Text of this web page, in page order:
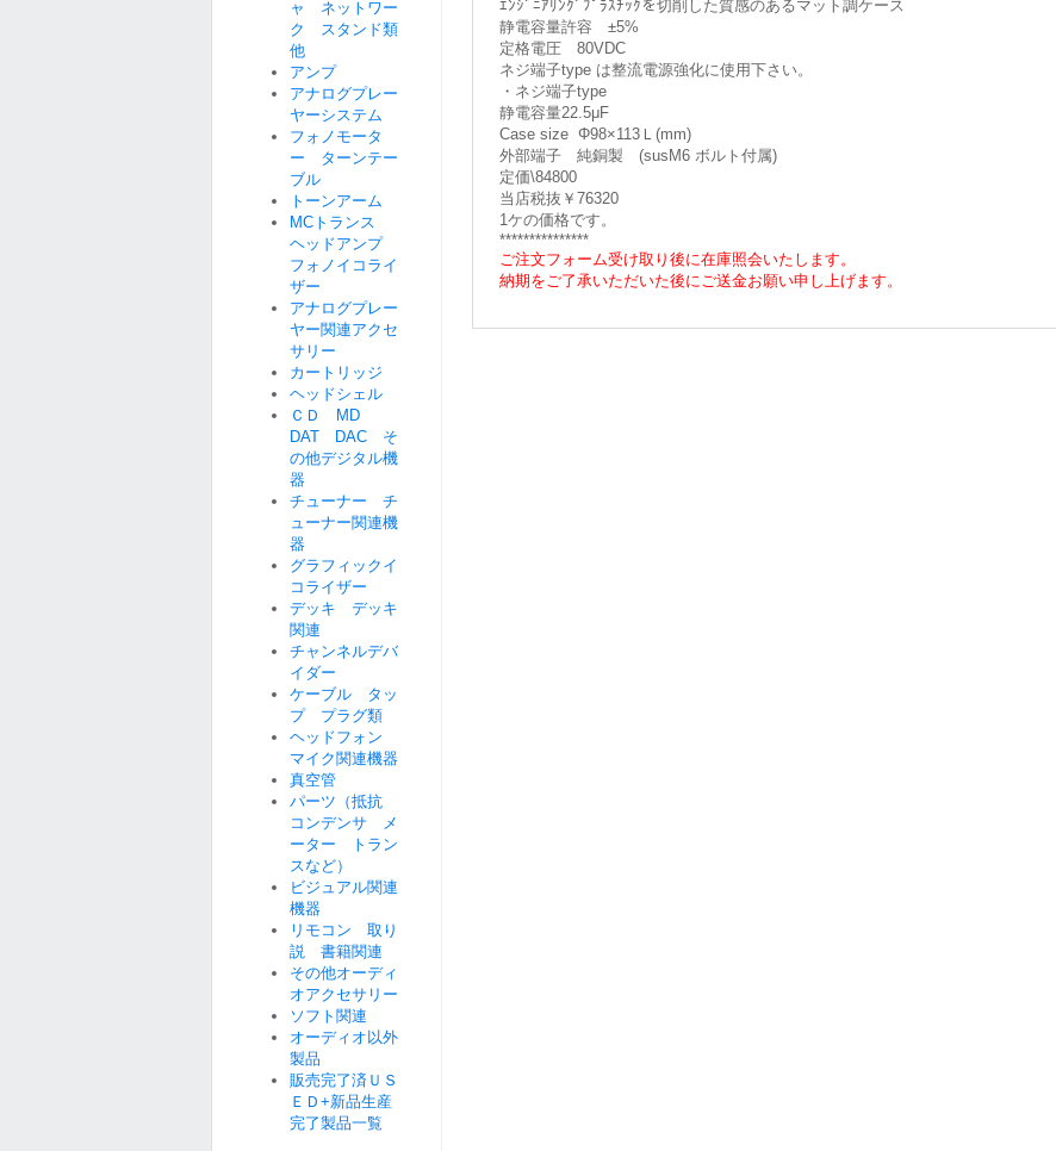
ｴﾝｼﾞﾆｱﾘﾝｸﾞﾌﾟﾗｽﾁｯｸを切削した質感のあるマット調ケース
静電容量許容 ±5%
定格電圧 80VDC
ネジ端子type は整流電源強化に使用下さい。
・ネジ端子type
静電容量22.5μF
Case size Φ98×113Ｌ(mm)
外部端子 純銅製 (susM6 ボルト付属)
定価\84800
当店税抜￥76320
1ケの価格です。
***************
ご注文フォーム受け取り後に在庫照会いたします。
納期をご了承いただいた後にご送金お願い申し上げます。
ャ ネットワー
ク スタンド類
他
アンプ
アナログプレー
ヤーシステム
フォノモータ
ー ターンテー
ブル
トーンアーム
MCトランス
ヘッドアンプ
フォノイコライ
ザー
アナログプレー
ヤー関連アクセ
サリー
カートリッジ
ヘッドシェル
ＣＤ MD
DAT DAC そ
の他デジタル機
器
チューナー チ
ューナー関連機
器
グラフィックイ
コライザー
デッキ デッキ
関連
チャンネルデバ
イダー
ケーブル タッ
プ プラグ類
ヘッドフォン
マイク関連機器
真空管
パーツ（抵抗
コンデンサ メ
ーター トラン
スなど）
ビジュアル関連
機器
リモコン 取り
説 書籍関連
その他オーディ
オアクセサリー
ソフト関連
オーディオ以外
製品
販売完了済ＵＳ
ＥＤ+新品生産
完了製品一覧